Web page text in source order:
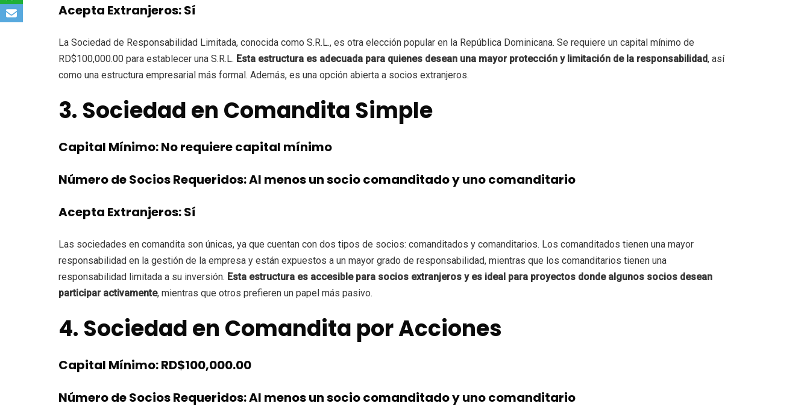
Acepta Extranjeros: Sí
La Sociedad de Responsabilidad Limitada, conocida como S.R.L., es otra elección popular en la República Dominicana. Se requiere un capital mínimo de
RD$100,000.00 para establecer una S.R.L. Esta estructura es adecuada para quienes desean una mayor protección y limitación de la responsabilidad, así
como una estructura empresarial más formal. Además, es una opción abierta a socios extranjeros.
3. Sociedad en Comandita Simple
Capital Mínimo: No requiere capital mínimo
Número de Socios Requeridos: Al menos un socio comanditado y uno comanditario
Acepta Extranjeros: Sí
Las sociedades en comandita son únicas, ya que cuentan con dos tipos de socios: comanditados y comanditarios. Los comanditados tienen una mayor
responsabilidad en la gestión de la empresa y están expuestos a un mayor grado de responsabilidad, mientras que los comanditarios tienen una
responsabilidad limitada a su inversión. Esta estructura es accesible para socios extranjeros y es ideal para proyectos donde algunos socios desean
participar activamente, mientras que otros prefieren un papel más pasivo.
4. Sociedad en Comandita por Acciones
Capital Mínimo: RD$100,000.00
Número de Socios Requeridos: Al menos un socio comanditado y uno comanditario